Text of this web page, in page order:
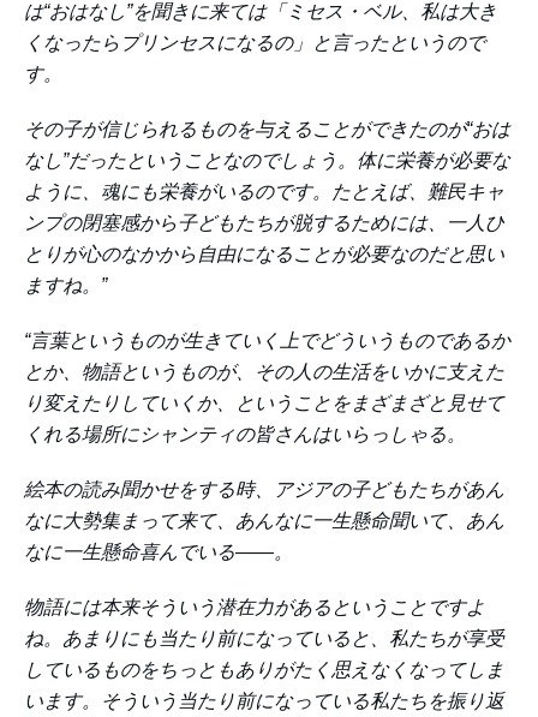
は“おはなし”を聞きに来ては「ミセス・ベル、私は大き
くなったらプリンセスになるの」と言ったというので
す。
その子が信じられるものを与えることができたのが“おは
なし”だったということなのでしょう。体に栄養が必要な
ように、魂にも栄養がいるのです。たとえば、難民キャ
ンプの閉塞感から子どもたちが脱するためには、一人ひ
とりが心のなかから自由になることが必要なのだと思い
ますね。”
“言葉というものが生きていく上でどういうものであるか
とか、物語というものが、その人の生活をいかに支えた
り変えたりしていくか、ということをまざまざと見せて
くれる場所にシャンティの皆さんはいらっしゃる。
絵本の読み聞かせをする時、アジアの子どもたちがあん
なに大勢集まって来て、あんなに一生懸命聞いて、あん
なに一生懸命喜んでいる――。
物語には本来そういう潜在力があるということですよ
ね。あまりにも当たり前になっていると、私たちが享受
しているものをちっともありがたく思えなくなってしま
います。そういう当たり前になっている私たちを振り返